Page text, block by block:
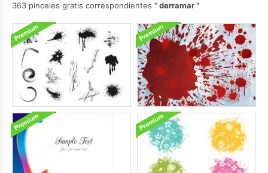
363 pinceles gratis correspondientes
derramar